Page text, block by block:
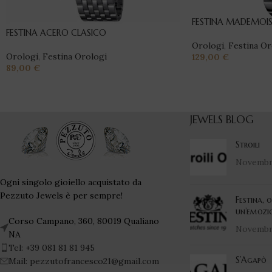
FESTINA ACERO CLASICO
Orologi, Festina Orologi
89,00 €
FESTINA
Orologi, Festina
129,00 €
Ogni singolo gioiello acquistato da
Pezzuto Jewels è per sempre!
Corso Campano, 360, 80019 Qualiano
NA
Tel: +39 081 81 81 945
Mail: pezzutofrancesco21@gmail.com
JEWELS BLOG
Stroili
Festina,
S’Agapò